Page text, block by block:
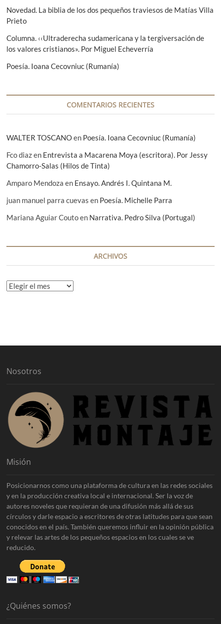
n
t
r
a
a
s
:
Novedad. La biblia de los dos pequeños traviesos de Matías Villa
Prieto
Columna. ‹‹Ultraderecha sudamericana y la tergiversación de
los valores cristianos». Por Miguel Echeverría
Poesía. Ioana Cecovniuc (Rumanía)
COMENTARIOS RECIENTES
WALTER TOSCANOen Poesía. Ioana Cecovniuc (Rumanía)
Fco diazen Entrevista a Macarena Moya (escritora). Por Jessy
Chamorro-Salas (Hilos de Tinta)
Amparo Mendoza en Ensayo. Andrés I. Quintana M.
juan manuel parra cuevas en Poesía. Michelle Parra
Mariana Aguiar Coutoen Narrativa. Pedro Silva (Portugal)
ARCHIVOS
A
Nosotros
Misión
Posicionarnos como una plataforma de cultura en las redes sociales
y en la producción creativa local e internacional. Ser la voz de
autores noveles que requieran de una difusión más allá de sus
círculos y darle espacio a escritores de otras latitudes para que sean
conocidos en el país. También queremos influir en la opinión pública
y relevar las artes de los pequeños espacios en los cuales se ve
reducido.
¿Quiénes somos?